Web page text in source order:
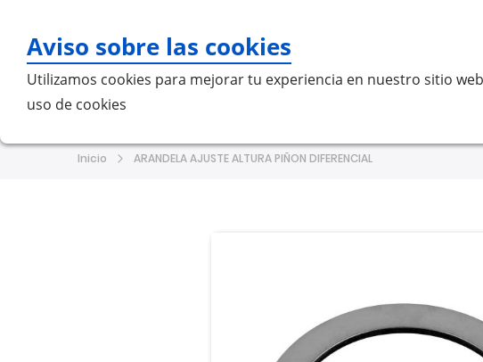
Aviso sobre las cookies
Utilizamos cookies para mejorar tu experiencia en nuestro sitio
uso de cookies
Buscar
Inicio ARANDELA AJUSTE ALTURA PIÑON DIFERENCIAL